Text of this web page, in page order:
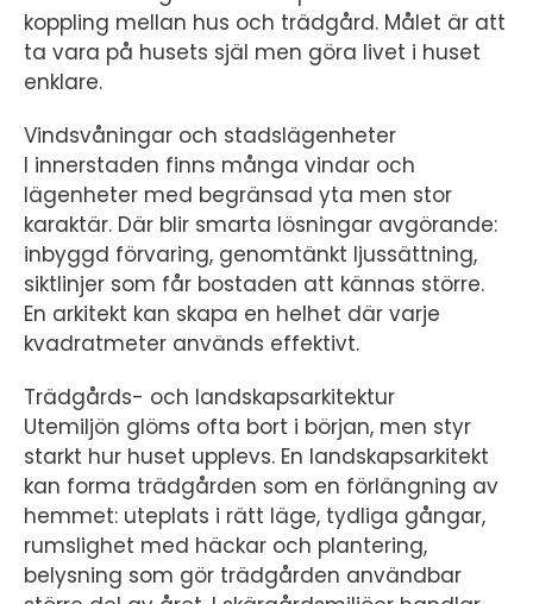
koppling mellan hus och trädgård. Målet är att
ta vara på husets själ men göra livet i huset
enklare.
Vindsvåningar och stadslägenheter
I innerstaden finns många vindar och
lägenheter med begränsad yta men stor
karaktär. Där blir smarta lösningar avgörande:
inbyggd förvaring, genomtänkt ljussättning,
siktlinjer som får bostaden att kännas större.
En arkitekt kan skapa en helhet där varje
kvadratmeter används effektivt.
Trädgårds- och landskapsarkitektur
Utemiljön glöms ofta bort i början, men styr
starkt hur huset upplevs. En landskapsarkitekt
kan forma trädgården som en förlängning av
hemmet: uteplats i rätt läge, tydliga gångar,
rumslighet med häckar och plantering,
belysning som gör trädgården användbar